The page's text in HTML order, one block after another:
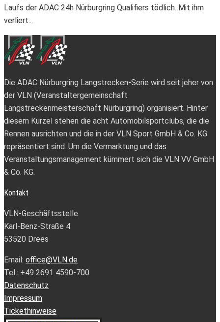
Laufs der ADAC 24h Nürburgring Qualifiers tödlich. Mit ihm
verliert...
Die ADAC Nürburgring Langstrecken-Serie wird seit jeher von
der VLN (Veranstaltergemeinschaft
Langstreckenmeisterschaft Nürburgring) organisiert. Hinter
diesem Kürzel stehen die acht Automobilsportclubs, die die
Rennen ausrichten und die in der VLN Sport GmbH & Co. KG
repräsentiert sind. Um die Vermarktung und das
Veranstaltungsmanagement kümmert sich die VLN VV GmbH
& Co. KG.
Kontakt
VLN-Geschäftsstelle
Karl-Benz-Straße 4
53520 Drees
Email: office@VLN.de
Tel.: +49 2691 4590-700
Datenschutz
Impressum
Tickethinweise